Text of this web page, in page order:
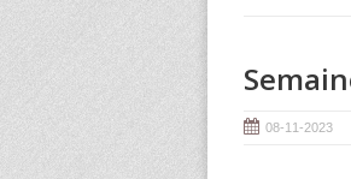
08-11-2023